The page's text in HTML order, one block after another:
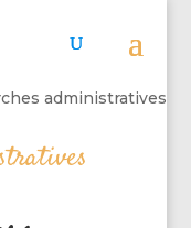
administratives